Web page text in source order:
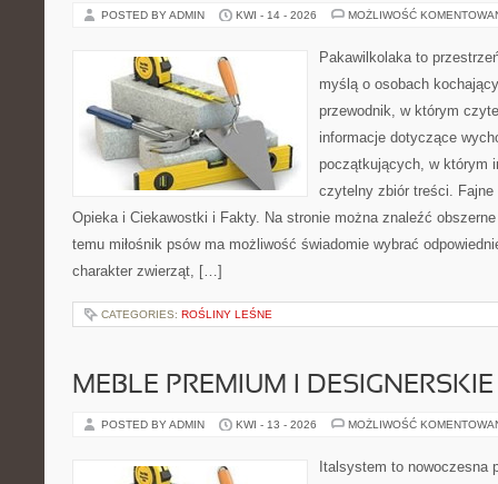
POSTED BY ADMIN KWI - 14 - 2026 MOŻLIWOŚĆ
Pakawilkolaka to
myślą o osobach
przewodnik, w którym
informacje dotyczące
początkujących, w którym
czytelny zbiór treści. Fajne
Opieka i Ciekawostki i Fakty. Na stronie można znaleźć
temu miłośnik psów ma możliwość świadomie wybrać
charakter zwierząt, […]
CATEGORIES: ROŚLINY LEŚNE
MEBLE PREMIUM I DESIGNERSKIE
POSTED BY ADMIN KWI - 13 - 2026 MOŻLIWOŚĆ
Italsystem to nowoczesna